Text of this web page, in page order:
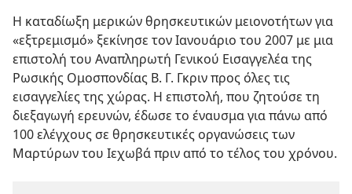
Η καταδίωξη μερικών θρησκευτικών μειονοτήτων για
«εξτρεμισμό» ξεκίνησε τον Ιανουάριο του 2007 με μια
επιστολή του Αναπληρωτή Γενικού Εισαγγελέα της
Ρωσικής Ομοσπονδίας Β. Γ. Γκριν προς όλες τις
εισαγγελίες της χώρας. Η επιστολή, που ζητούσε τη
διεξαγωγή ερευνών, έδωσε το έναυσμα για πάνω από
100 ελέγχους σε θρησκευτικές οργανώσεις των
Μαρτύρων του Ιεχωβά πριν από το τέλος του χρόνου.